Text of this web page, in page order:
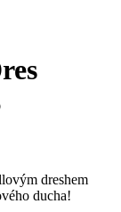
dreshem
ducha!